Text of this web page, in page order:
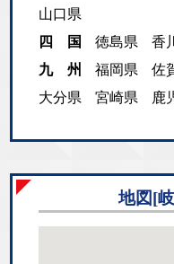
山口県
四 国
徳島県 香
九 州
福岡県 佐
大分県
宮崎県 鹿
地図[